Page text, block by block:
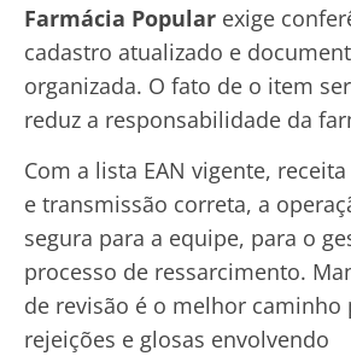
Farmácia Popular exige
cadastro atualizado e
organizada. O fato de o item
reduz a responsabilidade da
Com a lista EAN vigente,
e transmissão correta, a
segura para a equipe, para o
processo de ressarcimento.
de revisão é o melhor caminho
rejeições e glosas envolvendo